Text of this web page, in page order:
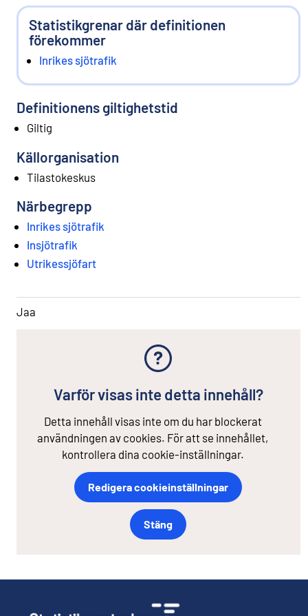
Statistikgrenar där definitionen
förekommer
Inrikes sjötrafik
Definitionens giltighetstid
Giltig
Källorganisation
Tilastokeskus
Närbegrepp
Inrikes sjötrafik
Insjötrafik
Utrikessjöfart
Jaa
Varför visas inte detta innehåll?
Detta innehåll visas inte om du har blockerat
användningen av cookies. För att se innehållet,
kontrollera dina cookie-inställningar.
Redigera cookieinställningar
Stäng